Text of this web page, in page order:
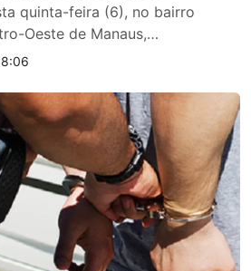
quinta-feira (6), no bairro
Oeste de Manaus,…